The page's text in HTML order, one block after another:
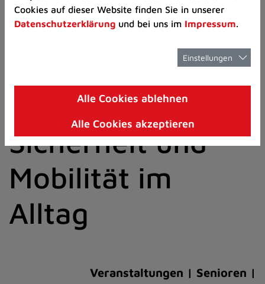
M)
Zur
8)
I)
Pressemeldungen Rollator-Training für
Rollator-Training
für mehr
Sicherheit und
Mobilität im
Alltag
Veranstaltungen | Senioren |
Cookies auf dieser Website finden Sie in unserer
Datenschutzerklärung und bei uns im Impressum.
Einstellungen
Alle Cookies ablehnen
Alle Cookies akzeptieren